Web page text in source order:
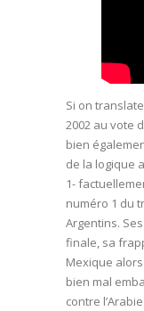
Si on
2002 au vote
bien
de la logique
1-
numéro 1 du
Argentins.
finale, sa
Mexique
bien mal
contre